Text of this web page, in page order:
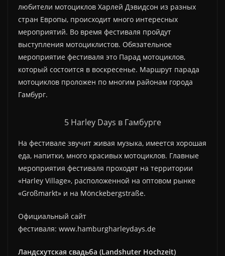
любители мотоциклов Харлей Дэвидсон из разных
стран Европы, происходит много интересных
мероприятий. Во время фестиваля пройдут
выступления мотоциклистов. Обязательное
мероприятие фестиваля это Парад мотоциклов,
который состоится в воскресенье. Маршрут парада
мотоциклов проложен по многим районам города
Гамбург.
5 Harley Days в Гамбурге
На фестивале звучит живая музыка, имеется хорошая
еда, напитки, много красивых мотоциклов. Главные
мероприятия фестиваля проходят на территории
«Harley Village», расположенной на оптовом рынке
«Großmarkt» и на Mönckebergstraße.
Официальный сайт
фестиваля: www.hamburgharleydays.de
Ландсхутская свадьба (Landshuter Hochzeit)